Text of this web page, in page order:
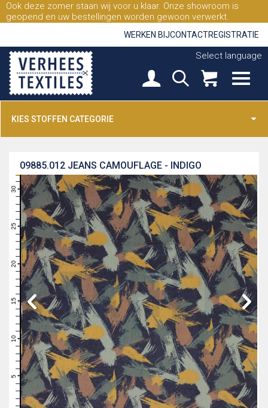
Ook deze zomer staan wij voor u klaar. Onze showroom is
geopend en uw bestellingen worden gewoon verwerkt.
WERKEN BIJCONTACTREGISTRATIE
Select language
KIES STOFFEN CATEGORIE
JEANS CAMOUFLAGE - INDIGO
09885.012
2
3
4
5
6
7
8
10
11
12
13
14
15
16
18
19
20
21
22
23
24
25
26
29
30
31